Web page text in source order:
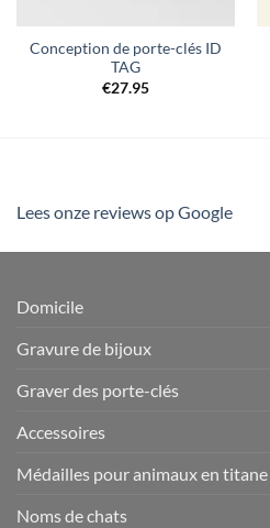
Conception de porte-clés ID
TAG
€27.95
Lees onze reviews op Google
Domicile
Gravure de bijoux
Graver des porte-clés
Accessoires
Médailles pour animaux en titane
Noms de chats